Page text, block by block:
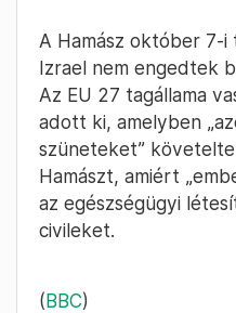
A Hamász október 7-
Izrael nem engedtek
Az EU 27 tagállama
adott ki, amelyben
szüneteket”
Hamászt, amiért
az egészségügyi
civileket.
(BBC)